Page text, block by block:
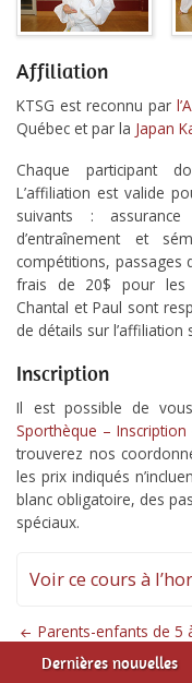
Affiliation
KTSG est reconnu par
Québec et par la Japan
Chaque participant
L’affiliation est valide
suivants :
d’entraînement et
compétitions, passages
frais de 20$ pour les
Chantal et Paul sont
de détails sur
Inscription
Il est possible de
Sporthèque – Inscription
trouverez nos
les prix indiqués
blanc obligatoire, des
spéciaux.
Voir ce cours à
Parents-enfants de 5
Dernières nouvelles